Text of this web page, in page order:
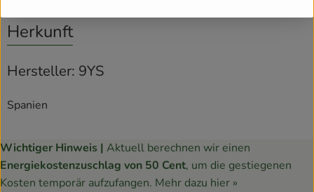
Herkunft
Hersteller: 9YS
Spanien
Wichtiger Hinweis | Aktuell berechnen wir einen
Energiekostenzuschlag von 50 Cent, um die gestiegenen
Kosten temporär aufzufangen. Mehr dazu hier »